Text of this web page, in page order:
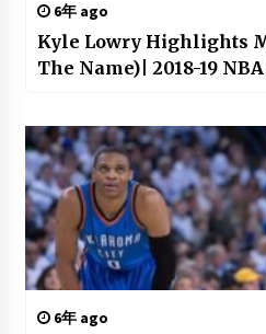
6年 ago
Kyle Lowry Highlights
The Name)| 2018-19
6年 ago